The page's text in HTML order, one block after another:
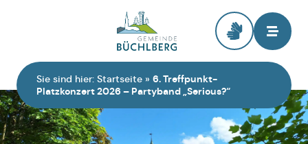
Sie sind hier: Startseite » 6. Treffpunkt-
Platzkonzert 2026 – Partyband „Serious?“